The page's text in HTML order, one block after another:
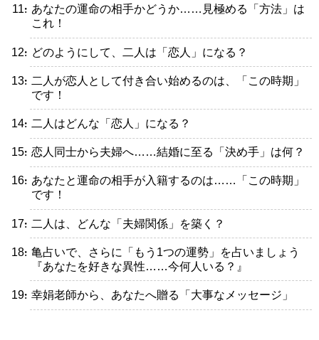
・あなたの運命の相手かどうか……見極める「方法」は
これ！
・どのようにして、二人は「恋人」になる？
・二人が恋人として付き合い始めるのは、「この時期」
です！
・二人はどんな「恋人」になる？
・恋人同士から夫婦へ……結婚に至る「決め手」は何？
・あなたと運命の相手が入籍するのは……「この時期」
です！
・二人は、どんな「夫婦関係」を築く？
・亀占いで、さらに「もう1つの運勢」を占いましょう
『あなたを好きな異性……今何人いる？』
・幸娟老師から、あなたへ贈る「大事なメッセージ」